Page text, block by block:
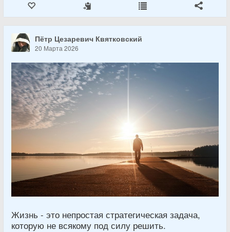
Пётр Цезаревич Квятковский
20 Марта 2026
Жизнь - это непростая стратегическая задача,
которую не всякому под силу решить.